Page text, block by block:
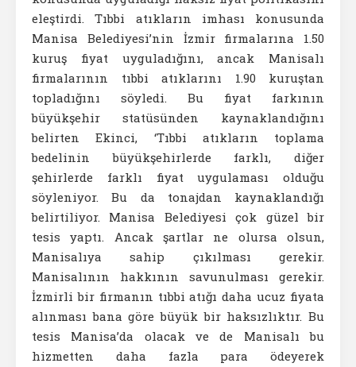
eleştirdi. Tıbbi atıkların imhası konusunda
Manisa Belediyesi’nin İzmir firmalarına 1.50
kuruş fiyat uyguladığını, ancak Manisalı
firmalarının tıbbi atıklarını 1.90 kuruştan
topladığını söyledi. Bu fiyat farkının
büyükşehir statüsünden kaynaklandığını
belirten Ekinci, ‘Tıbbi atıkların toplama
bedelinin büyükşehirlerde farklı, diğer
şehirlerde farklı fiyat uygulaması olduğu
söyleniyor. Bu da tonajdan kaynaklandığı
belirtiliyor. Manisa Belediyesi çok güzel bir
tesis yaptı. Ancak şartlar ne olursa olsun,
Manisalıya sahip çıkılması gerekir.
Manisalının hakkının savunulması gerekir.
İzmirli bir firmanın tıbbi atığı daha ucuz fiyata
alınması bana göre büyük bir haksızlıktır. Bu
tesis Manisa’da olacak ve de Manisalı bu
hizmetten daha fazla para ödeyerek